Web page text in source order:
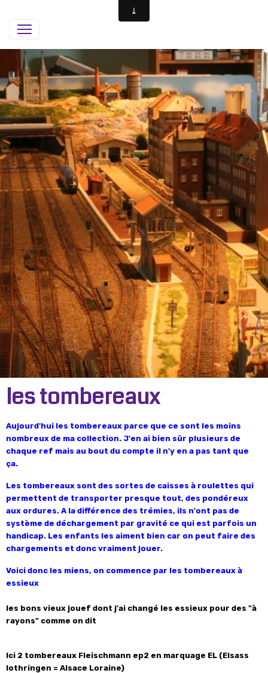
les tombereaux
Aujourd'hui les tombereaux parce que ce sont les moins
nombreux de ma collection. J'en ai bien sûr plusieurs de
chaque ref mais au bout du compte il n'y en a pas tant que
ça.
Les tombereaux sont des sortes de caisses à roulettes qui
permettent de transporter presque tout, des pondéreux
aux ordures. A la différence des trémies, ils n'ont pas de
système de déchargement par gravité ce qui est parfois un
handicap. Les enfants les aiment bien car on peut faire des
chargements et donc vraiment jouer.
Voici donc les miens, on commence par les tombereaux à
essieux
les bons vieux jouef dont j'ai changé les essieux pour des "à
rayons" comme on dit
Ici 2 tombereaux Fleischmann ep2 en marquage EL (Elsass
lothringen = Alsace Loraine)